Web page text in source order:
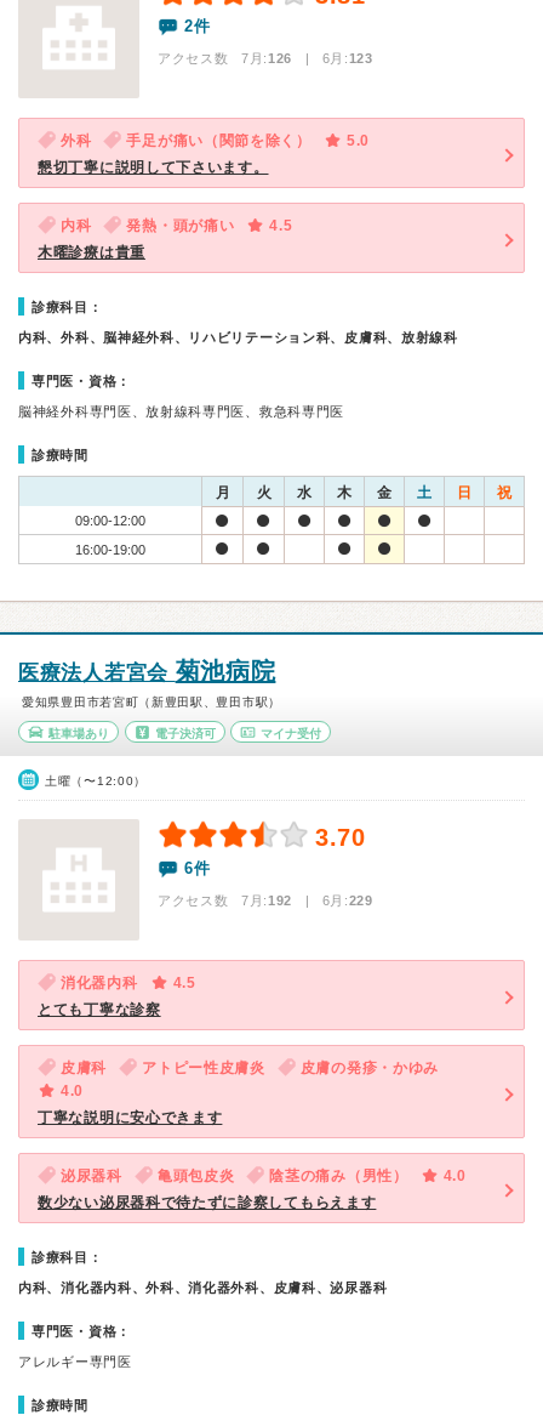
2件
アクセス数 7月:126 | 6月:123
外科 手足が痛い（関節を除く）
5.0
懇切丁寧に説明して下さいます。
内科 発熱・頭が痛い
4.5
木曜診療は貴重
診療科目：
内科、外科、脳神経外科、リハビリテーション科、皮膚科、放射線科
専門医・資格：
脳神経外科専門医、放射線科専門医、救急科専門医
診療時間
月 火 水 木 金 土 日 祝
09:00-12:00
16:00-19:00
医療法人若宮会 菊池病院
愛知県豊田市若宮町（新豊田駅、豊田市駅）
駐車場あり 電子決済可 マイナ受付
土曜（〜12:00）
3.70
6件
アクセス数 7月:192 | 6月:229
消化器内科
4.5
とても丁寧な診察
皮膚科 アトピー性皮膚炎
皮膚の発疹・かゆみ
4.0
丁寧な説明に安心できます
泌尿器科 亀頭包皮炎 陰茎の痛み（男性）
4.0
数少ない泌尿器科で待たずに診察してもらえます
診療科目：
内科、消化器内科、外科、消化器外科、皮膚科、泌尿器科
専門医・資格：
アレルギー専門医
診療時間